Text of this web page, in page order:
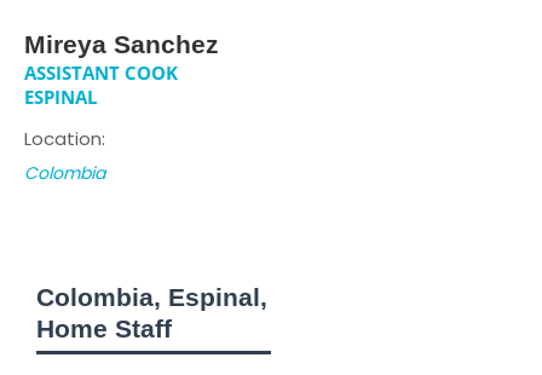
Mireya Sanchez
ASSISTANT COOK
ESPINAL
Location:
Colombia
Colombia, Espinal,
Home Staff